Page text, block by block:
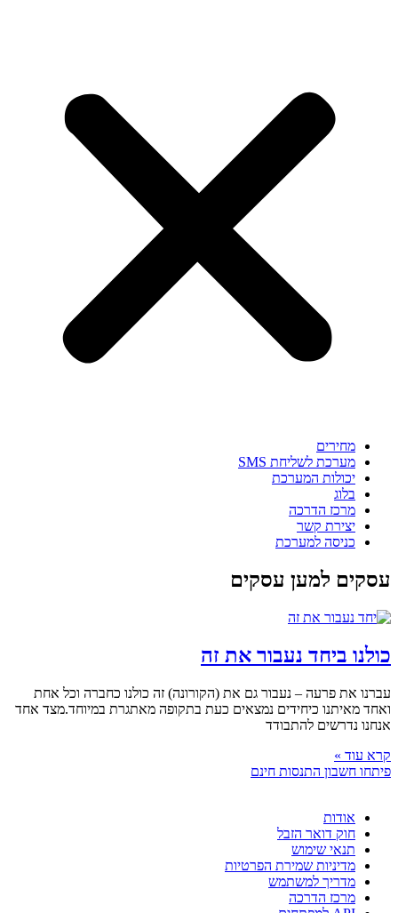
מחירים
מערכת לשליחת SMS
יכולות המערכת
בלוג
מרכז הדרכה
יצירת קשר
כניסה למערכת
עסקים למען עסקים
כולנו ביחד נעבור את זה
עברנו את פרעה – נעבור גם את (הקורונה) זה כולנו כחברה וכל אחת
ואחד מאיתנו כיחידים נמצאים כעת בתקופה מאתגרת במיוחד.מצד אחד
אנחנו נדרשים להתבודד
קרא עוד »
פיתחו חשבון התנסות חינם
אודות
חוק דואר הזבל
תנאי שימוש
מדיניות שמירת הפרטיות
מדריך למשתמש
מרכז הדרכה